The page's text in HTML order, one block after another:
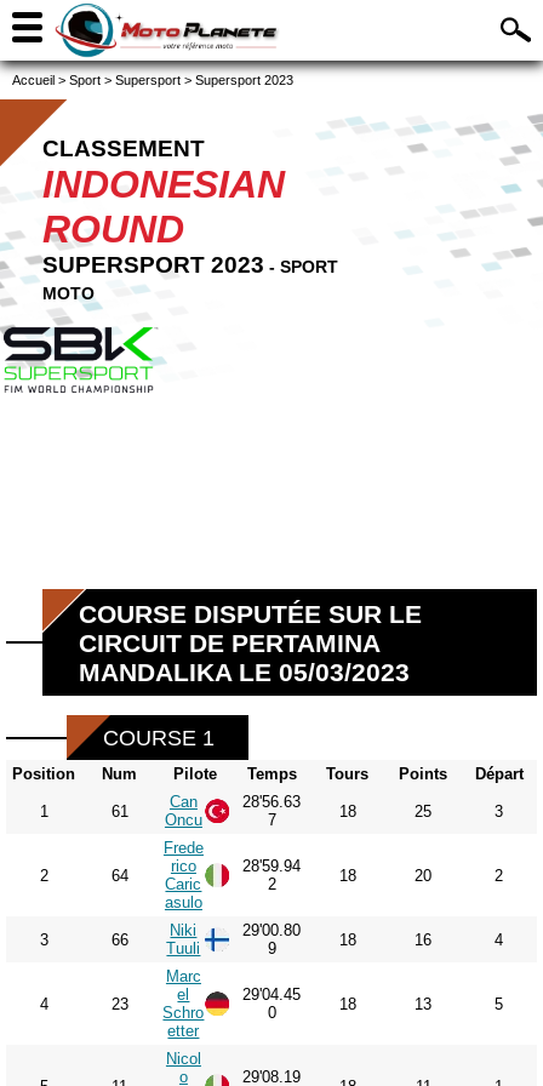
Accueil > Sport > Supersport > Supersport 2023
CLASSEMENT
INDONESIAN
ROUND
SUPERSPORT 2023 - SPORT
MOTO
COURSE DISPUTÉE SUR LE
CIRCUIT DE PERTAMINA
MANDALIKA LE 05/03/2023
COURSE 1
Position Num Pilote Temps Tours Points Départ
1 61
Can
Oncu
28'56.63
7
18 25 3
2 64
Frede
rico
Caric
asulo
28'59.94
2
18 20 2
3 66
Niki
Tuuli
29'00.80
9
18 16 4
4 23
Marc
el
Schro
etter
29'04.45
0
18 13 5
Nicol
o
29'08.19